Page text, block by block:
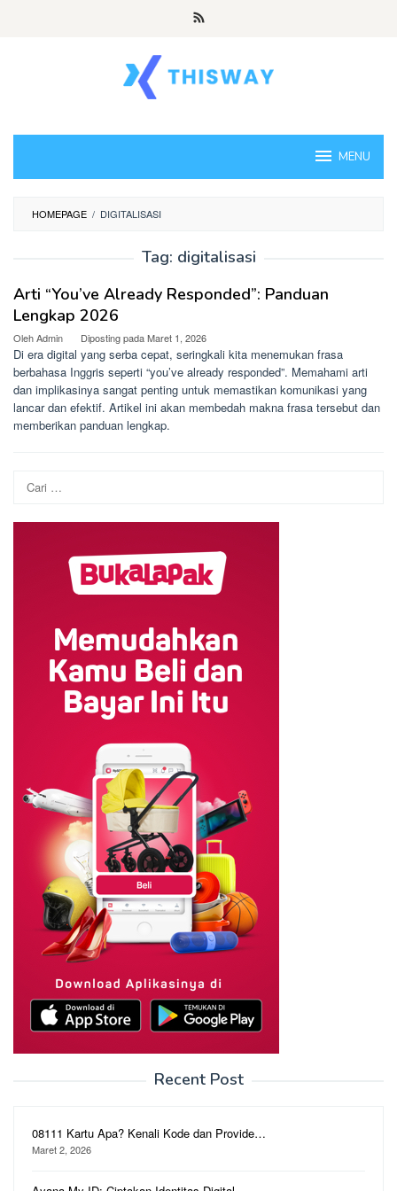
MENU
HOMEPAGE / DIGITALISASI
Tag: digitalisasi
Arti “You’ve Already Responded”: Panduan
Lengkap 2026
OlehAdmin Diposting padaMaret 1, 2026
Di era digital yang serba cepat, seringkali kita menemukan frasa
berbahasa Inggris seperti “you’ve already responded”. Memahami arti
dan implikasinya sangat penting untuk memastikan komunikasi yang
lancar dan efektif. Artikel ini akan membedah makna frasa tersebut dan
memberikan panduan lengkap.
Cari
untuk:
Recent Post
08111 Kartu Apa? Kenali Kode dan Provide…
Maret 2, 2026